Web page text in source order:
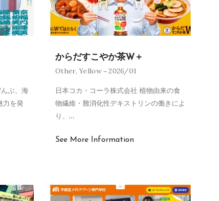
ぶ、海
力を発
からだすこやか茶W＋
Other,Yellow 2026/01
日本コカ・コーラ株式会社 植物由来の食
物繊維・難消化性デキストリンの働きによ
り、 …
See More Information